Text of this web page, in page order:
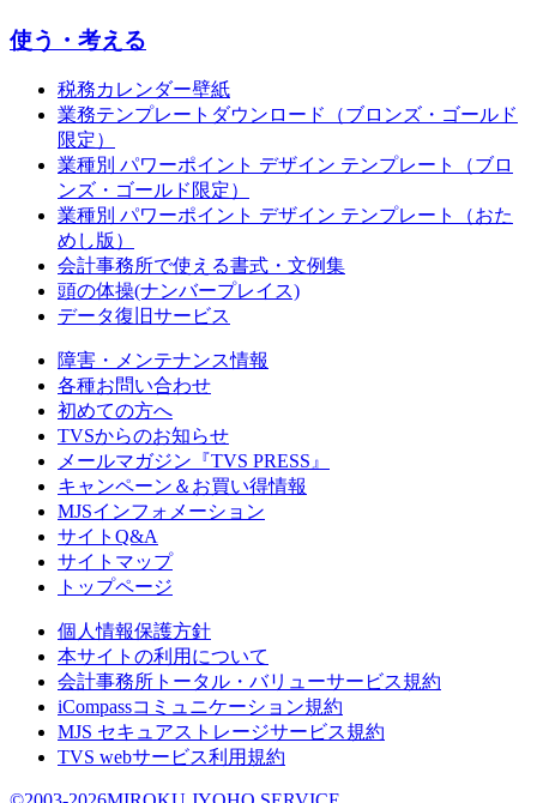
使う・考える
税務カレンダー壁紙
業務テンプレートダウンロード（ブロンズ・ゴールド
限定）
業種別 パワーポイント デザイン テンプレート（ブロ
ンズ・ゴールド限定）
業種別 パワーポイント デザイン テンプレート（おた
めし版）
会計事務所で使える書式・文例集
頭の体操(ナンバープレイス)
データ復旧サービス
障害・メンテナンス情報
各種お問い合わせ
初めての方へ
TVSからのお知らせ
メールマガジン『TVS PRESS』
キャンペーン＆お買い得情報
MJSインフォメーション
サイトQ&A
サイトマップ
トップページ
個人情報保護方針
本サイトの利用について
会計事務所トータル・バリューサービス規約
iCompassコミュニケーション規約
MJS セキュアストレージサービス規約
TVS webサービス利用規約